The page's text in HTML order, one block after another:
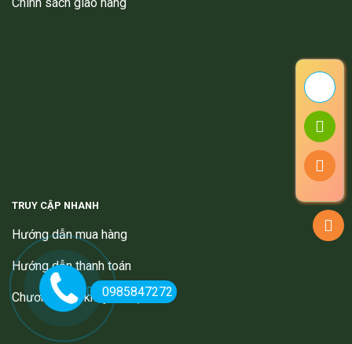
Chính sách giao hàng
TRUY CẬP NHANH
Hướng dẫn mua hàng
Hướng dẫn thanh toán
Chương trình khuyến mại
0985847272